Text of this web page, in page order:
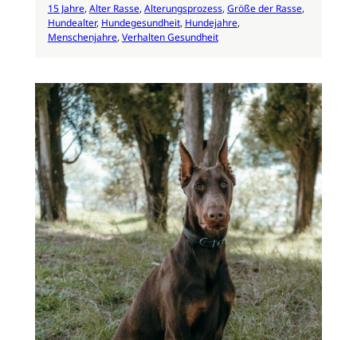
15 Jahre, Alter Rasse, Alterungsprozess, Größe der Rasse
Hundealter, Hundegesundheit, Hundejahre
Menschenjahre, Verhalten Gesundheit